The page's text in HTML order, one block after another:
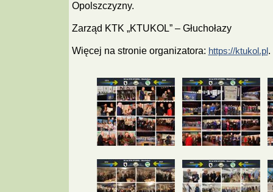
Opolszczyzny.
Zarząd KTK „KTUKOL” – Głuchołazy
Więcej na stronie organizatora: https://ktukol.pl.